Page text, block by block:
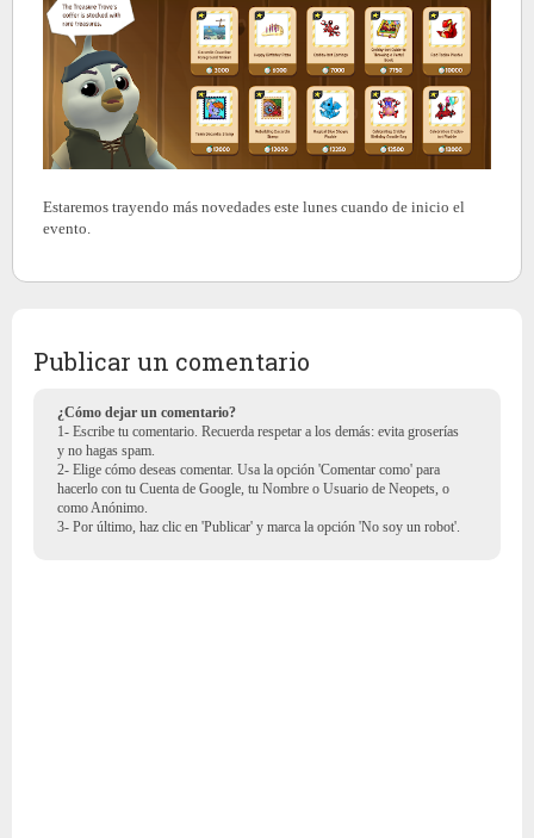
Estaremos trayendo más novedades este lunes cuando de inicio el
evento.
Publicar un comentario
¿Cómo dejar un comentario?
1- Escribe tu comentario. Recuerda respetar a los demás: evita groserías
y no hagas spam.
2- Elige cómo deseas comentar. Usa la opción 'Comentar como' para
hacerlo con tu Cuenta de Google, tu Nombre o Usuario de Neopets, o
como Anónimo.
3- Por último, haz clic en 'Publicar' y marca la opción 'No soy un robot'.